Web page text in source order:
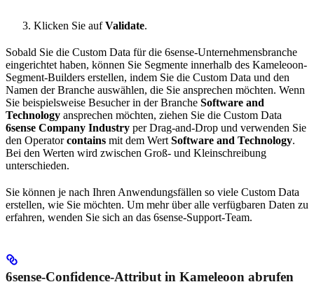
Klicken Sie aufValidate.
Sobald Sie die Custom Data für die 6sense-Unternehmensbranche
eingerichtet haben, können Sie Segmente innerhalb des Kameleoon-
Segment-Builders erstellen, indem Sie die Custom Data und den
Namen der Branche auswählen, die Sie ansprechen möchten. Wenn
Sie beispielsweise Besucher in der Branche Software and
Technology ansprechen möchten, ziehen Sie die Custom Data
6sense Company Industry per Drag-and-Drop und verwenden Sie
den Operatorcontains mit dem Wert Software and Technology.
Bei den Werten wird zwischen Groß- und Kleinschreibung
unterschieden.
Sie können je nach Ihren Anwendungsfällen so viele Custom Data
erstellen, wie Sie möchten. Um mehr über alle verfügbaren Daten zu
erfahren, wenden Sie sich an das 6sense-Support-Team.
6sense-Confidence-Attribut in Kameleoon abrufen